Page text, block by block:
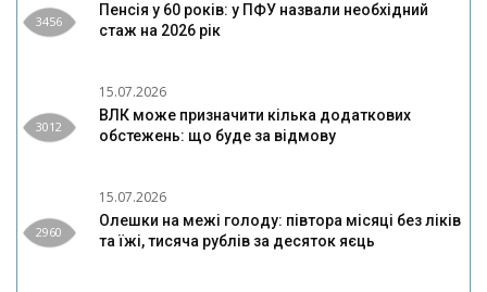
3456
Пенсія у 60 років: у ПФУ назвали необхідний
стаж на 2026 рік
3012
15.07.2026
ВЛК може призначити кілька додаткових
обстежень: що буде за відмову
2960
15.07.2026
Олешки на межі голоду: півтора місяці без ліків
та їжі, тисяча рублів за десяток яєць